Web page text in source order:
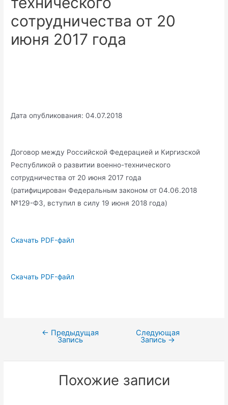
сотрудничества от 20
июня 2017 года
Дата опубликования: 04.07.2018
Договор между Российской Федерацией и Киргизской
Республикой о развитии военно-технического
сотрудничества от 20 июня 2017 года
(ратифицирован Федеральным законом от 04.06.2018
№129-ФЗ, вступил в силу 19 июня 2018 года)
Скачать PDF-файл
Скачать PDF-файл
Навигация
записям
← Предыдущая
Запись
Следующая
Запись →
Похожие записи